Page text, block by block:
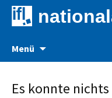
Menü
Es konnte